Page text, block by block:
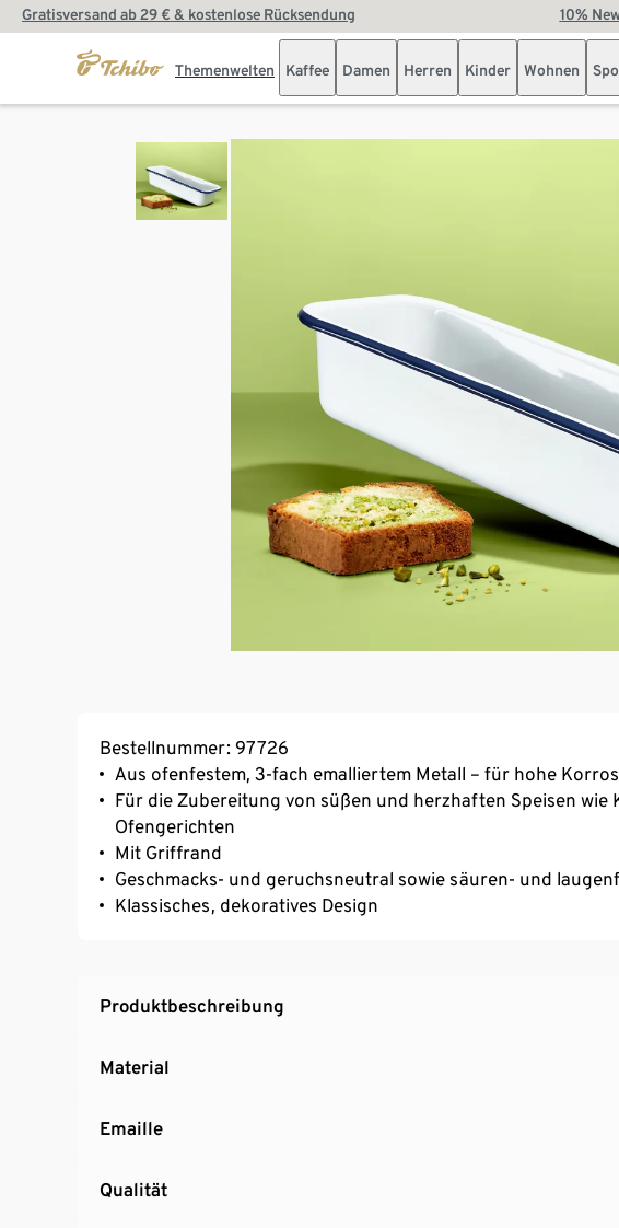
Gratisversand ab 29 € & kostenlose Rücksendung 10%
Themenwelten Kaffee Damen Herren Kinder Wohnen
Bestellnummer: 97726
Aus ofenfestem, 3-fach emalliertem Metall – für hohe
Für die Zubereitung von süßen und herzhaften Speisen wie
Ofengerichten
Mit Griffrand
Geschmacks- und geruchsneutral sowie säuren- und
Klassisches, dekoratives Design
Produktbeschreibung
Material
Emaille
Qualität